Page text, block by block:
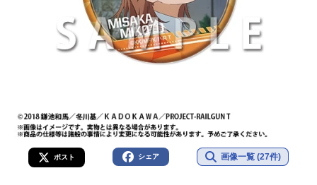
ポスト シェア 画像一覧 (27件)